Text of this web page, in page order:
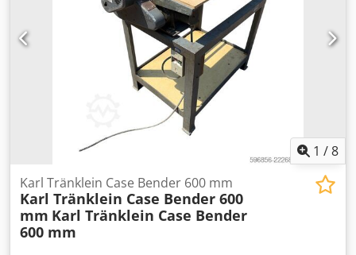
1 /8
Karl Tränklein Case Bender 600 mm
Karl Tränklein Case Bender 600
mm Karl Tränklein Case Bender
600 mm